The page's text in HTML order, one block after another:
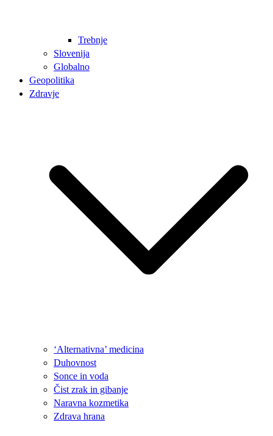
Trebnje
Slovenija
Globalno
Geopolitika
Zdravje
‘Alternativna’ medicina
Duhovnost
Sonce in voda
Čist zrak in gibanje
Naravna kozmetika
Zdrava hrana